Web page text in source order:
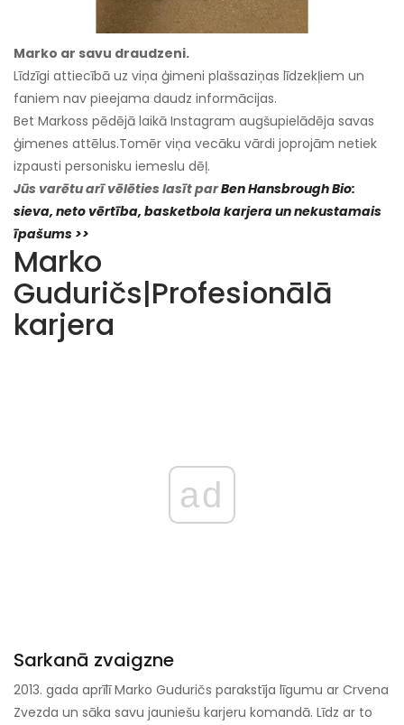
Marko ar savu draudzeni.
Līdzīgi attiecībā uz viņa ģimeni plašsaziņas līdzekļiem un
faniem nav pieejama daudz informācijas.
Bet Markoss pēdējā laikā Instagram augšupielādēja savas
ģimenes attēlus.Tomēr viņa vecāku vārdi joprojām netiek
izpausti personisku iemeslu dēļ.
Jūs varētu arī vēlēties lasīt parBen Hansbrough Bio:
sieva, neto vērtība, basketbola karjera un nekustamais
īpašums >>
Marko
Guduričs|Profesionālā
karjera
ad
Sarkanā zvaigzne
2013. gada aprīlī Marko Guduričs parakstīja līgumu ar Crvena
Zvezda un sāka savu jauniešu karjeru komandā. Līdz ar to